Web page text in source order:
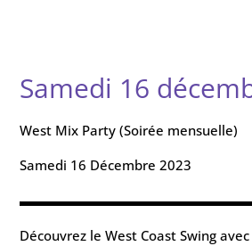
Samedi 16
West Mix Party (Soirée mensuelle)
Samedi 16 Décembre 2023
Découvrez le West Coast Swing